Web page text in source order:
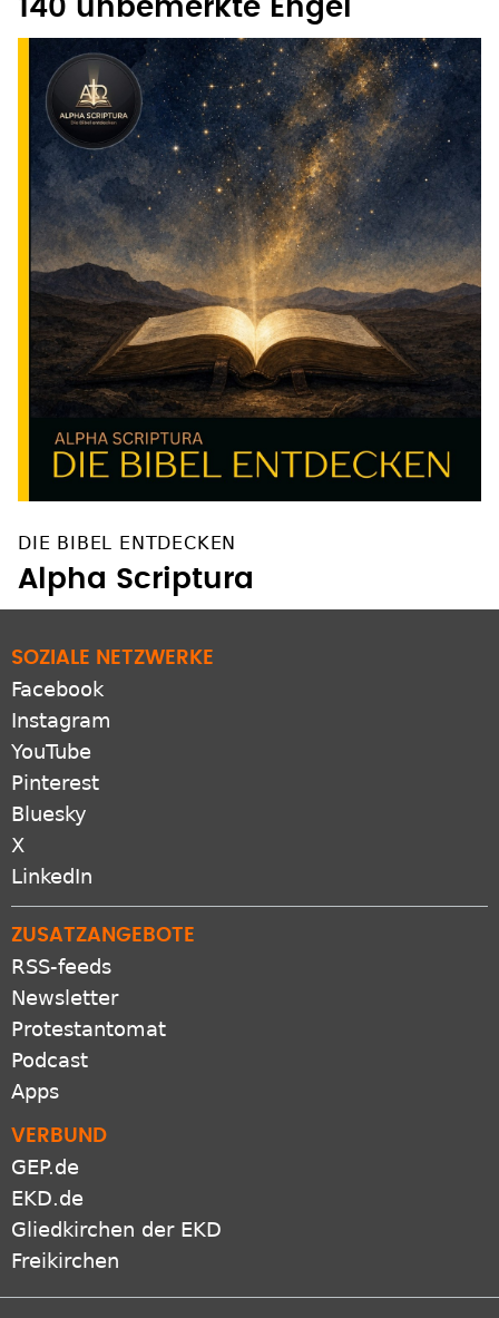
140 unbemerkte Engel
DIE BIBEL ENTDECKEN
Alpha Scriptura
SOZIALE NETZWERKE
Facebook
Instagram
YouTube
Pinterest
Bluesky
X
LinkedIn
ZUSATZANGEBOTE
RSS-feeds
Newsletter
Protestantomat
Podcast
Apps
VERBUND
GEP.de
EKD.de
Gliedkirchen der EKD
Freikirchen